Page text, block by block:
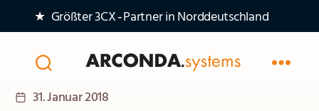
★ Größter 3CX‑Partner in Norddeutschland
Veröffentlichungsdatum
31. Januar 2018